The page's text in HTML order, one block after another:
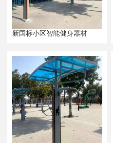
新国标小区智能健身器材